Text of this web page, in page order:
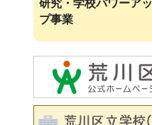
研究・学校パワーアッ
プ事業